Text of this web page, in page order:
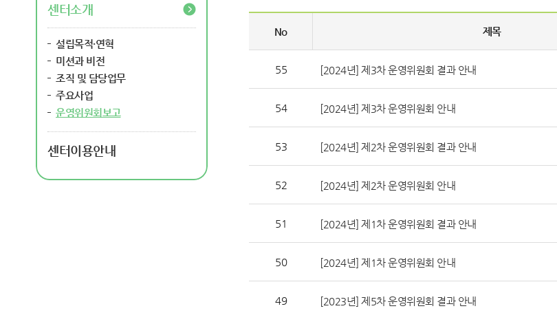
센터소개
설립목적·연혁
미션과 비전
조직 및 담당업무
주요사업
운영위원회보고
센터이용안내
No 제목
55 [2024년] 제3차 운영위원회 결과 안내
54 [2024년] 제3차 운영위원회 안내
53 [2024년] 제2차 운영위원회 결과 안내
52 [2024년] 제2차 운영위원회 안내
51 [2024년] 제1차 운영위원회 결과 안내
50 [2024년] 제1차 운영위원회 안내
49 [2023년] 제5차 운영위원회 결과 안내